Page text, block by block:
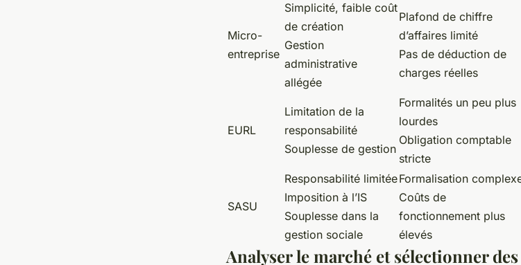
Micro-
entreprise
Simplicité, faible coût
de création
Gestion
administrative
allégée
Plafond de chiffre
d’affaires limité
Pas de déduction de
charges réelles
EURL
Limitation de la
responsabilité
Souplesse de gestion
Formalités un peu plus
lourdes
Obligation comptable
stricte
SASU
Responsabilité limitée
Imposition à l’IS
Souplesse dans la
gestion sociale
Formalisation
Coûts de
fonctionnement plus
élevés
Analyser le marché et sélectionner